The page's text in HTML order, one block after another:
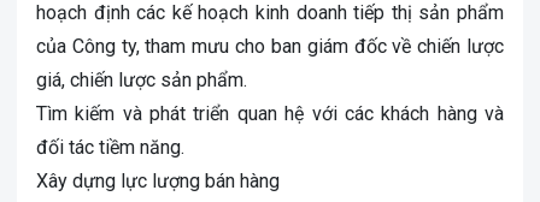
hoạch định các kế hoạch kinh doanh tiếp thị sản phẩm
của Công ty, tham mưu cho ban giám đốc về chiến lược
giá, chiến lược sản phẩm.
Tìm kiếm và phát triển quan hệ với các khách hàng và
đối tác tiềm năng.
Xây dựng lực lượng bán hàng